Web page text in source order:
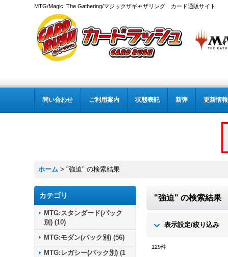
MTG/Magic: The Gathering/マジックザギャザリング カード通販サイト
問い合わせ ご利用案内 状態表記 新弾 更新情報
ホーム > "強迫" の検索結果
カテゴリ
MTG:スタンダード(パック
別) (10)
MTG:モダン(パック別) (56)
MTG:レガシー(パック別) (1
"強迫" の検索結果
表示設定/絞り込み
129件